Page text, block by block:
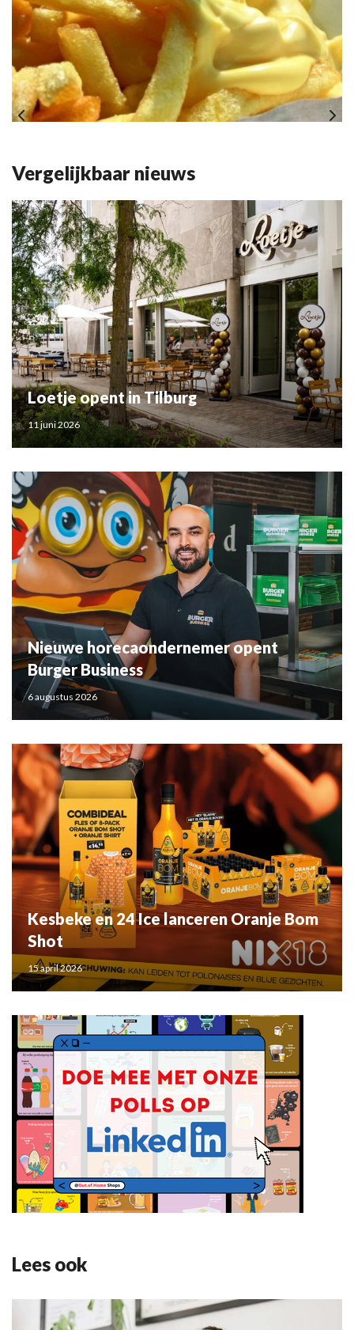
Vergelijkbaar nieuws
Loetje opent in Tilburg
11 juni 2026
Nieuwe horecaondernemer opent
Burger Business
6 augustus 2026
Kesbeke en 24 Ice lanceren Oranje Bom
Shot
15 april 2026
Lees ook